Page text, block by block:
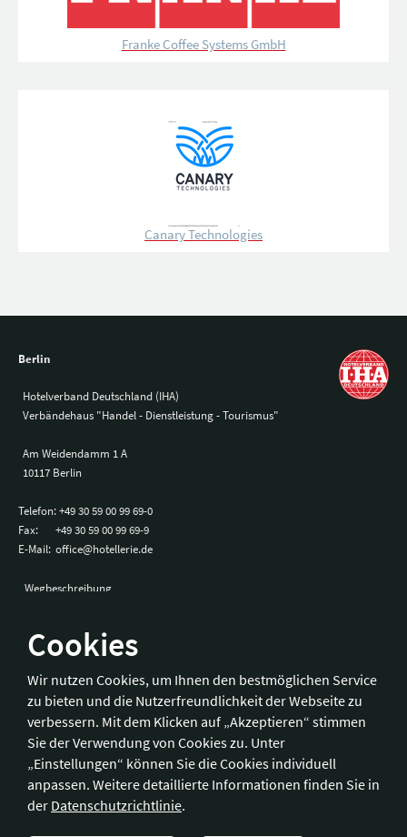
Cookies
Wir nutzen Cookies, um Ihnen den bestmöglichen Service
zu bieten und die Nutzerfreundlichkeit der Webseite zu
verbessern. Mit dem Klicken auf „Akzeptieren“ stimmen
Sie der Verwendung von Cookies zu. Unter
„Einstellungen“ können Sie die Cookies individuell
anpassen. Weitere detaillierte Informationen finden Sie in
der Datenschutzrichtlinie.
Franke Coffee Systems GmbH
Canary Technologies
Berlin
Hotelverband Deutschland (IHA)
Verbändehaus "Handel - Dienstleistung - Tourismus"
Am Weidendamm 1 A
10117 Berlin
Telefon:+49 30 59 00 99 69-0
Fax:
+49 30 59 00 99 69-9
E-Mail: office@hotellerie.de
Wegbeschreibung
Hotelverband Deutschland (IHA) / IHA-Service GmbH
Kronprinzenstraße 37
53173 Bonn
Telefon:
Fax:
+49 228 92 39 29-9
E-Mail:bonn@hotellerie.de